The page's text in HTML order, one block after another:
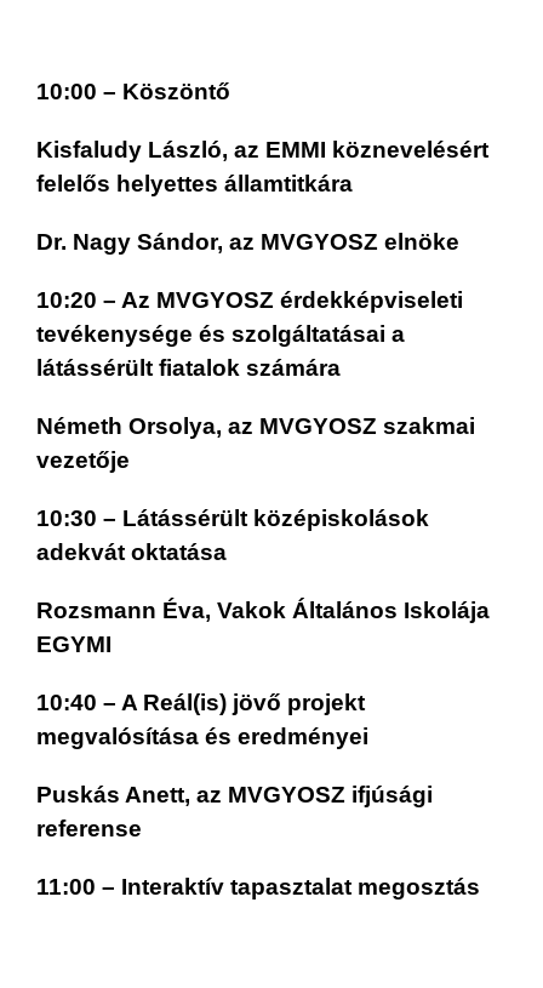
10:00 – Köszöntő
Kisfaludy László, az EMMI köznevelésért
felelős helyettes államtitkára
Dr. Nagy Sándor, az MVGYOSZ elnöke
10:20 – Az MVGYOSZ érdekképviseleti
tevékenysége és szolgáltatásai a
látássérült fiatalok számára
Németh Orsolya, az MVGYOSZ szakmai
vezetője
10:30 – Látássérült középiskolások
adekvát oktatása
Rozsmann Éva, Vakok Általános Iskolája
EGYMI
10:40 – A Reál(is) jövő projekt
megvalósítása és eredményei
Puskás Anett, az MVGYOSZ ifjúsági
referense
11:00 – Interaktív tapasztalat megosztás